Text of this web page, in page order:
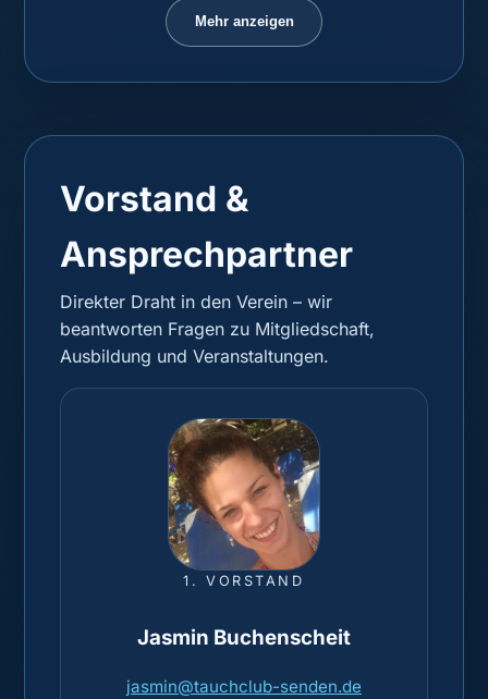
Mehr anzeigen
Vorstand &
Ansprechpartner
Direkter Draht in den Verein – wir
beantworten Fragen zu Mitgliedschaft,
Ausbildung und Veranstaltungen.
1. VORSTAND
Jasmin Buchenscheit
jasmin@tauchclub-senden.de